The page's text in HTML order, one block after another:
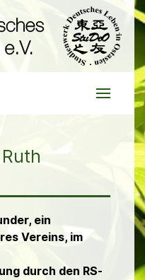
ein
Vereins, im
durch den RS-